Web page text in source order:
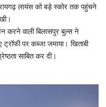
लायंस को बड़े स्कोर तक पहुंचने
करने वाली बिलासपुर बुल्स ने
पर कब्जा जमाया। खिताबी
साबित कर दी।